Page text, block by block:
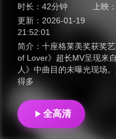
时长： 42分钟 上映：
更新： 2026-01-19
21:52:01
简介： 十座格莱美奖获奖
of Lover》超长MV呈现来
人》中曲目的未曝光现场
得多
全高清